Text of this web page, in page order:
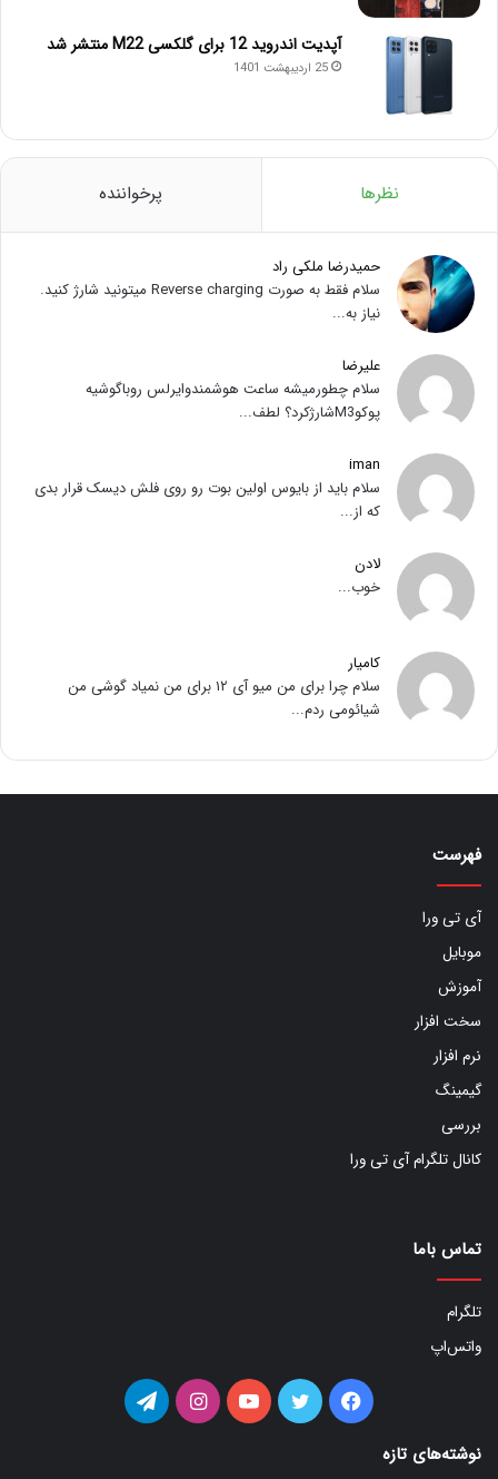
آپدیت اندروید 12 برای گلکسی M22 منتشر شد
25 اردیبهشت 1401
نظرها پرخواننده
حمیدرضا ملکی راد
سلام فقط به صورت Reverse charging میتونید شارژ کنید.
نیاز به...
علیرضا
سلام چطورمیشه ساعت هوشمندوایرلس روباگوشیه
پوکوM3شارژکرد؟ لطف...
iman
سلام باید از بایوس اولین بوت رو روی فلش دیسک قرار بدی
که از...
لادن
خوب...
کامیار
سلام چرا برای من میو آی ۱۲ برای من نمیاد گوشی من
شیائومی ردم...
فهرست
آی تی ورا
موبایل
آموزش
سخت افزار
نرم افزار
گیمینگ
بررسی
کانال تلگرام آی تی ورا
تماس باما
تلگرام
واتس‌اپ
فیس توییتر یوتیوب اینستاگرامتلگرام
نوشته‌های تازه